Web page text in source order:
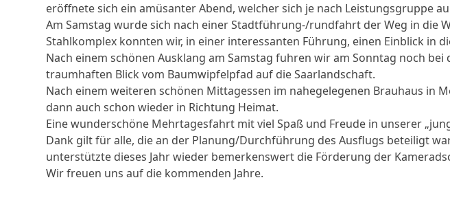
eröffnete sich ein amüsanter Abend, welcher sich je nach Leistungsgruppe
Am Samstag wurde sich nach einer Stadtführung-/rundfahrt der Weg in
Stahlkomplex konnten wir, in einer interessanten Führung, einen Einblick in
Nach einem schönen Ausklang am Samstag fuhren wir am Sonntag noch
traumhaften Blick vom Baumwipfelpfad auf die Saarlandschaft.
Nach einem weiteren schönen Mittagessen im nahegelegenen Brauhaus in
dann auch schon wieder in Richtung Heimat.
Eine wunderschöne Mehrtagesfahrt mit viel Spaß und Freude in unserer
Dank gilt für alle, die an der Planung/Durchführung des Ausflugs beteiligt
unterstützte dieses Jahr wieder bemerkenswert die Förderung der
Wir freuen uns auf die kommenden Jahre.